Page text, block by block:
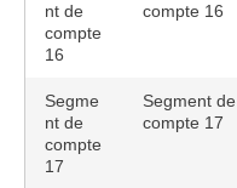
nt de
compte
16
compte 16
Segme
nt de
compte
17
Segment de
compte 17